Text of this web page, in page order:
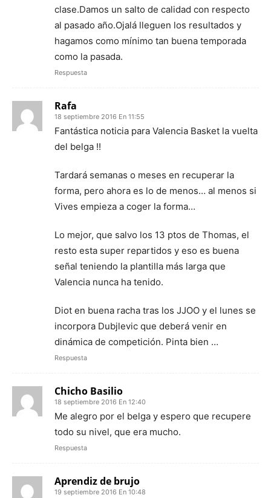
clase.Damos un salto de calidad con respecto
al pasado año.Ojalá lleguen los resultados y
hagamos como mínimo tan buena temporada
como la pasada.
Respuesta
Rafa
18 septiembre 2016 En 11:55
Fantástica noticia para Valencia Basket la vuelta
del belga !!
Tardará semanas o meses en recuperar la
forma, pero ahora es lo de menos… al menos si
Vives empieza a coger la forma…
Lo mejor, que salvo los 13 ptos de Thomas, el
resto esta super repartidos y eso es buena
señal teniendo la plantilla más larga que
Valencia nunca ha tenido.
Diot en buena racha tras los JJOO y el lunes se
incorpora Dubjlevic que deberá venir en
dinámica de competición. Pinta bien …
Respuesta
Chicho Basilio
18 septiembre 2016 En 12:40
Me alegro por el belga y espero que recupere
todo su nivel, que era mucho.
Respuesta
Aprendiz de brujo
19 septiembre 2016 En 10:48